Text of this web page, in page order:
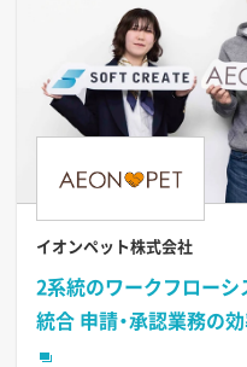
イオンペット株式会社
2系統のワークフロー
統合 申請・承認業務の